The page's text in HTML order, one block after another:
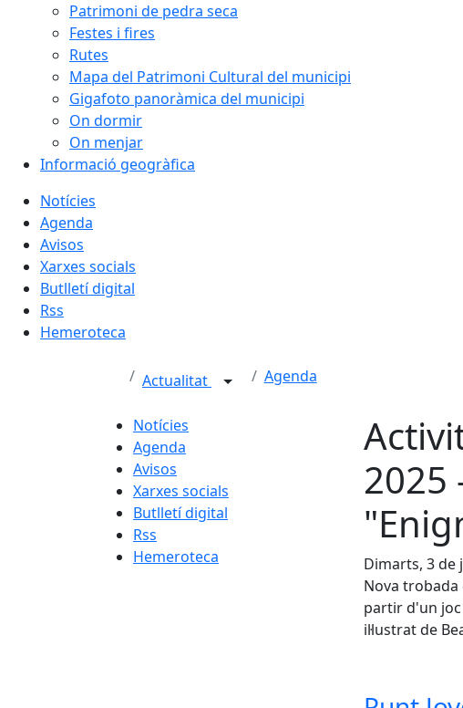
Patrimoni de pedra seca
Festes i fires
Rutes
Mapa del Patrimoni Cultural del municipi
Gigafoto panoràmica del municipi
On dormir
On menjar
Informació geogràfica
Notícies
Agenda
Avisos
Xarxes socials
Butlletí digital
Rss
Hemeroteca
Actualitat Agenda
Notícies
Agenda
Avisos
Xarxes socials
Butlletí digital
Rss
Hemeroteca
2025
Dimarts, 3 de
Nova
partir d'un joc
il·lustrat de